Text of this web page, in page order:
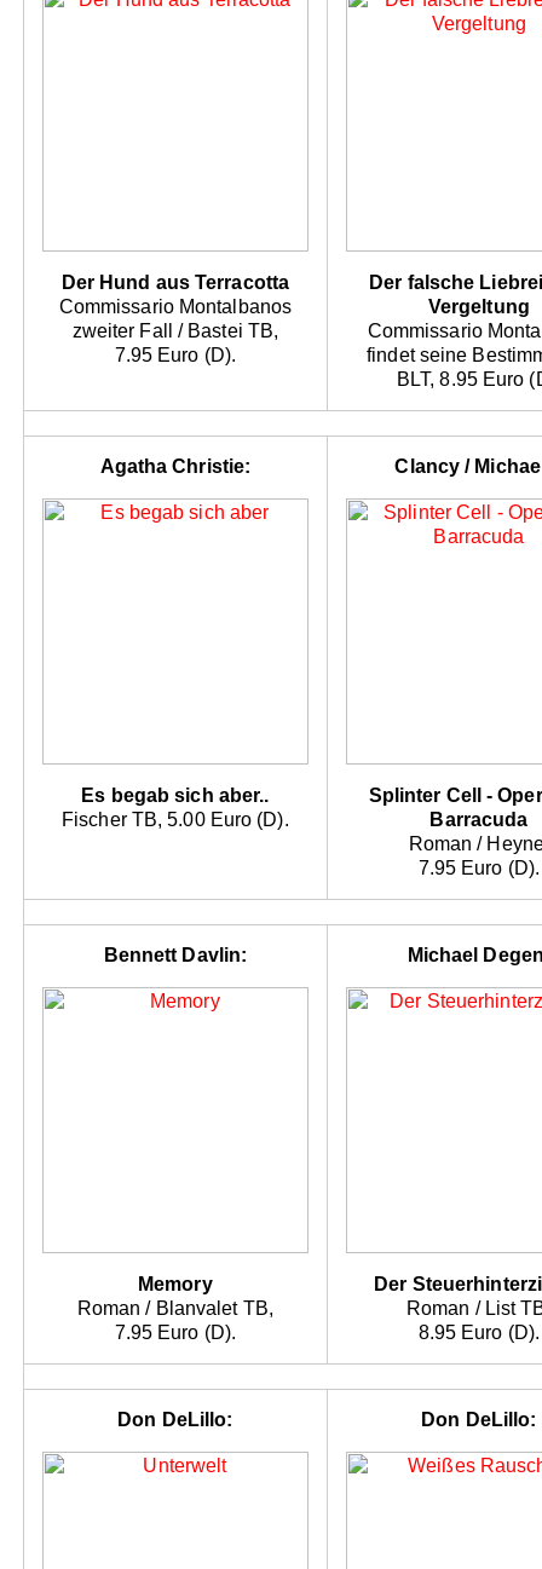
Der Hund aus Terracotta
Commissario Montalbanos
zweiter Fall / Bastei TB,
7.95 Euro (D).
Der falsche
Vergeltung
Commissario
findet seine
BLT, 8.95 Euro
Agatha Christie:
Es begab sich aber..
Fischer TB, 5.00 Euro (D).
Clancy /
Splinter Cell -
Barracuda
Roman /
7.95 Euro (D).
Bennett Davlin:
Memory
Roman / Blanvalet TB,
7.95 Euro (D).
Michael
Der
Roman / List
8.95 Euro (D).
Don DeLillo: Don DeLillo: